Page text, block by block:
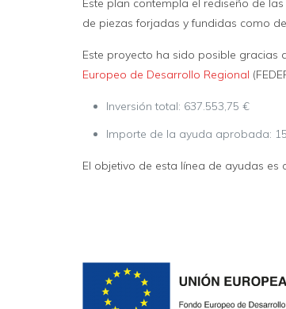
Este plan contempla el rediseño de
de piezas forjadas y fundidas como
Este proyecto ha sido posible gracias
Europeo de Desarrollo Regional
Inversión total: 637.553,75 €
Importe de la ayuda aprobada:
El objetivo de esta línea de ayudas es